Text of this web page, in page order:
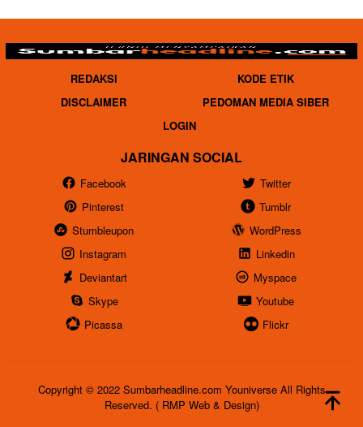
REDAKSI
KODE ETIK
DISCLAIMER
PEDOMAN MEDIA SIBER
LOGIN
JARINGAN SOCIAL
Facebook
Twitter
Pinterest
Tumblr
Stumbleupon
WordPress
Instagram
Linkedin
Deviantart
Myspace
Skype
Youtube
Picassa
Flickr
Copyright © 2022 Sumbarheadline.com Youniverse All Rights
Reserved. ( RMP Web & Design)